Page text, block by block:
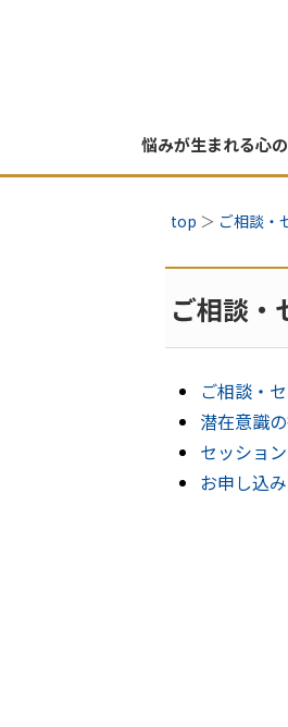
悩みが生まれる心
top ＞ ご相談・
ご相談・
ご相談・
潜在意識
セッショ
お申し込